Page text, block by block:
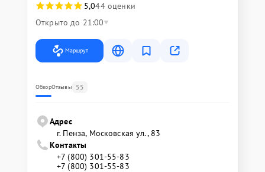
5,044 оценки
Открыто до 21:00
Маршрут
ОбзорОтзывы 55
Адрес
г. Пенза, Московская ул., 83
Контакты
+7 (800) 301-55-83
+7 (800) 301-55-83